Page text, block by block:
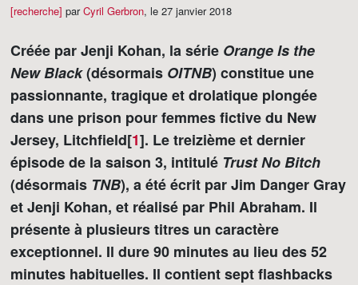
[recherche] parCyril Gerbron, le 27 janvier 2018
Créée par Jenji Kohan, la série Orange Is the
New Black(désormais OITNB) constitue une
passionnante, tragique et drolatique plongée
dans une prison pour femmes fictive du New
Jersey, Litchfield[1]. Le treizième et dernier
épisode de la saison 3, intitulé Trust No Bitch
(désormais TNB), a été écrit par Jim Danger Gray
et Jenji Kohan, et réalisé par Phil Abraham. Il
présente à plusieurs titres un caractère
exceptionnel. Il dure 90 minutes au lieu des 52
minutes habituelles. Il contient sept flashbacks